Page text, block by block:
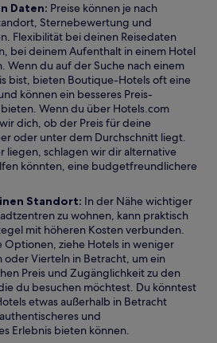
Daten: Preise können je nach
Sternebewertung und
Flexibilität bei deinen Reisedaten
bei deinem Aufenthalt in einem Hotel
Wenn du auf der Suche nach einem
bist, bieten Boutique-Hotels oft eine
können ein besseres Preis-
Wenn du über Hotels.com
dich, ob der Preis für deine
oder unter dem Durchschnitt liegt.
liegen, schlagen wir dir alternative
könnten, eine budgetfreundlichere
Standort: In der Nähe wichtiger
zu wohnen, kann praktisch
mit höheren Kosten verbunden.
Optionen, ziehe Hotels in weniger
Vierteln in Betracht, um ein
Preis und Zugänglichkeit zu den
du besuchen möchtest. Du könntest
etwas außerhalb in Betracht
und
Erlebnis bieten können.